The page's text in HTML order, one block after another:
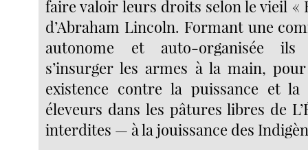
faire valoir leurs droits selon le vieil «
d’Abraham Lincoln. Formant une
autonome et auto-organisée ils
s’insurger les armes à la main,
existence contre la puissance et la
éleveurs dans les pâtures libres de
interdites — à la jouissance des